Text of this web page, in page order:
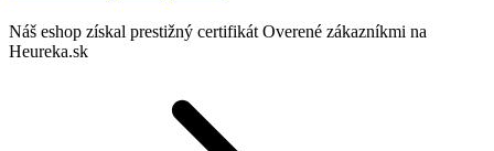
Náš eshop získal prestižný certifikát Overené zákazníkmi na
Heureka.sk